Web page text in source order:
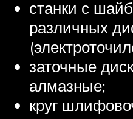
станки с
различных
заточные
алмазные;
круг